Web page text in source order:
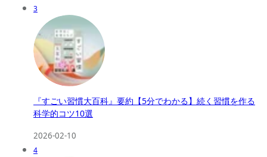
3
『すごい習慣大百科』要約【5分でわかる】続く習慣を作る
科学的コツ10選
2026-02-10
4